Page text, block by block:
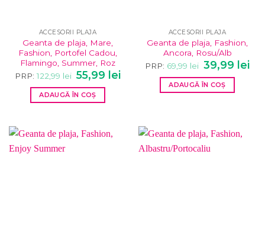
ACCESORII PLAJA
Geanta de plaja, Mare,
Fashion, Portofel Cadou,
Flamingo, Summer, Roz
PRP: 122,99 lei Prețul
inițial
a
fost:
122,99 lei.
55,99 leiPrețul
curent
ADAUGĂ ÎN COȘ
ACCESORII PLAJA
Geanta de plaja, Fashion,
Ancora, Rosu/Alb
PRP: 69,99 lei Prețul
inițial
a
fost:
69,99 lei.
39,99 lei
ADAUGĂ ÎN COȘ